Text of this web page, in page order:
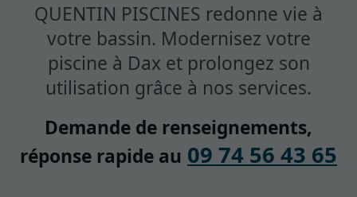
QUENTIN PISCINES redonne vie à
votre bassin. Modernisez votre
piscine à Dax et prolongez son
utilisation grâce à nos services.
Demande de renseignements,
réponse rapide au 09 74 56 43 65